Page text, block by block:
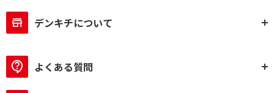
デンキチについて
よくある質問